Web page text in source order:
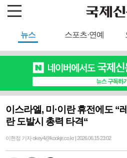
뉴스 스포츠·연예
이스라엘, 미·이란 휴전에도 “
란 도발시 총력 타격“
이현정 기자 okey4@kookje.co.kr | 2026.06.15 23:02